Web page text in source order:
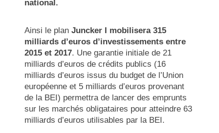
national.
Ainsi le planJuncker I mobilisera 315
milliards d’euros d’investissements entre
2015 et 2017. Une garantie initiale de 21
milliards d’euros de crédits publics (16
milliards d’euros issus du budget de l’Union
européenne et 5 milliards d’euros provenant
de la BEI) permettra de lancer des emprunts
sur les marchés obligataires pour atteindre 63
milliards d’euros utilisables par la BEI.